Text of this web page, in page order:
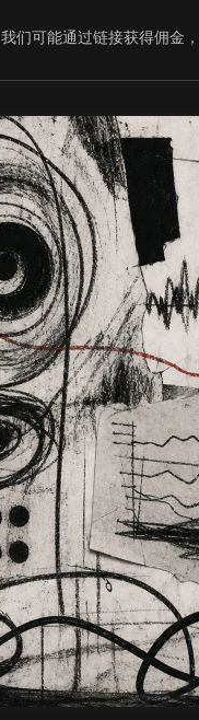
我们可能通过链接获得佣金